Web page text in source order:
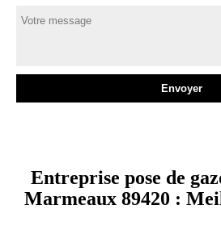
Entreprise pose de
Marmeaux 89420 :